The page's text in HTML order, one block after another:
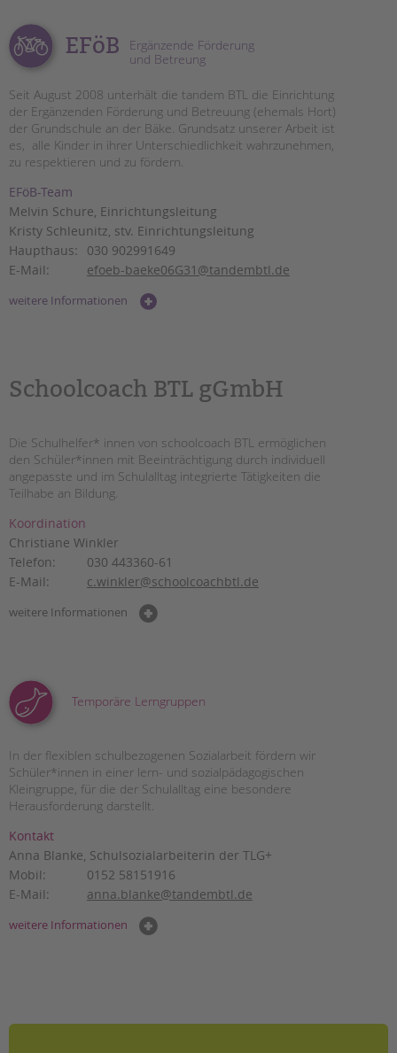
Briefe an Kai
Magazin
KONTAKT
Impressum
Datenschutz
Hinweisgebersystem
Intranet
EFöB
Ergänzende Förderung
und Betreung
Seit August 2008 unterhält die tandem BTL die Einrichtung
der Ergänzenden Förderung und Betreuung (ehemals Hort)
der Grundschule an der Bäke. Grundsatz unserer Arbeit ist
es, alle Kinder in ihrer Unterschiedlichkeit wahrzunehmen,
zu respektieren und zu fördern.
EFöB-Team
Melvin Schure, Einrichtungsleitung
Kristy Schleunitz, stv. Einrichtungsleitung
Haupthaus:
030 902991649
E-Mail:
efoeb-baeke06G31@tandembtl.de
weitere Informationen
Schoolcoach BTL gGmbH
Die Schulhelfer* innen von schoolcoach BTL ermöglichen
den Schüler*innen mit Beeinträchtigung durch individuell
angepasste und im Schulalltag integrierte Tätigkeiten die
Teilhabe an Bildung.
Koordination
Christiane Winkler
Telefon:
030 443360-61
E-Mail:
c.winkler@schoolcoachbtl.de
weitere Informationen
Temporäre Lerngruppen
In der flexiblen schulbezogenen Sozialarbeit fördern wir
Schüler*innen in einer lern- und sozialpädagogischen
Kleingruppe, für die der Schulalltag eine besondere
Herausforderung darstellt.
Kontakt
Anna Blanke, Schulsozialarbeiterin der TLG+
Mobil:
0152 58151916
E-Mail:
anna.blanke@tandembtl.de
weitere Informationen